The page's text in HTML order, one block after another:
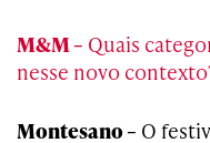
M&M – Quais
nesse novo
Montesano – O